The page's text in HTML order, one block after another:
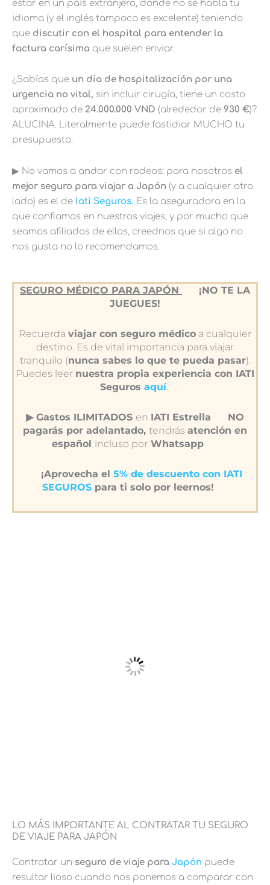
estar en un país extranjero, donde no se habla tu
idioma (y el inglés tampoco es excelente) teniendo
que discutir con el hospital para entender la
factura carísima que suelen enviar.
¿Sabías que un día de hospitalización por una
urgencia no vital, sin incluir cirugía, tiene un costo
aproximado de 24.000.000 VND (alrededor de 930 €)?
ALUCINA. Literalmente puede fastidiar MUCHO tu
presupuesto.
▶︎ No vamos a andar con rodeos: para nosotros el
mejor seguro para viajar a Japón (y a cualquier otro
lado) es el de Iati Seguros. Es la aseguradora en la
que confiamos en nuestros viajes, y por mucho que
seamos afiliados de ellos, creednos que si algo no
nos gusta no lo recomendamos.
SEGURO MÉDICO PARA JAPÓN
¡NO TE LA
JUEGUES!
Recuerda viajar con seguro médico a cualquier
destino. Es de vital importancia para viajar
tranquilo (nunca sabes lo que te pueda pasar).
Puedes leer nuestra propia experiencia con IATI
Seguros aquí.
▶︎ Gastos ILIMITADOS en IATI Estrella
NO
pagarás por adelantado, tendrás atención en
español incluso por Whatsapp
¡Aprovecha el 5% de descuento con IATI
SEGUROSpara ti solo por leernos!
LO MÁS IMPORTANTE AL CONTRATAR TU SEGURO
DE VIAJE PARA JAPÓN
Contratar un seguro de viaje para Japón puede
resultar lioso cuando nos ponemos a comparar con